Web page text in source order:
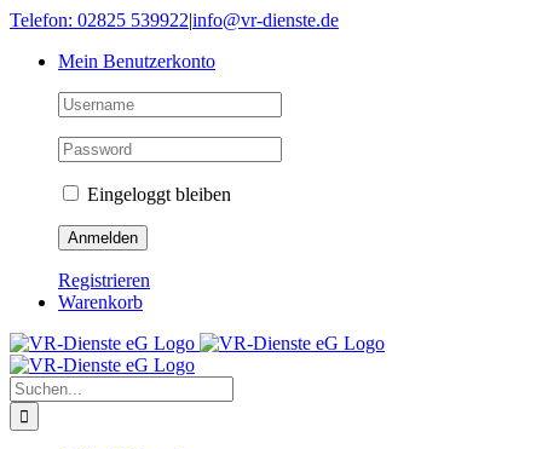
Skip
content
Telefon: 02825 539922|info@vr-dienste.de
Mein Benutzerkonto
Eingeloggt bleiben
Registrieren
Warenkorb
Suche
nach: